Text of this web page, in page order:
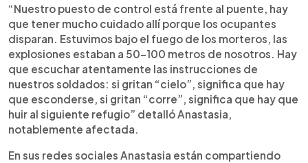
“Nuestro puesto de control está frente al puente, hay
que tener mucho cuidado allí porque los ocupantes
disparan. Estuvimos bajo el fuego de los morteros, las
explosiones estaban a 50-100 metros de nosotros. Hay
que escuchar atentamente las instrucciones de
nuestros soldados: si gritan “cielo”, significa que hay
que esconderse, si gritan “corre”, significa que hay que
huir al siguiente refugio” detalló Anastasia,
notablemente afectada.
En sus redes sociales Anastasia están compartiendo